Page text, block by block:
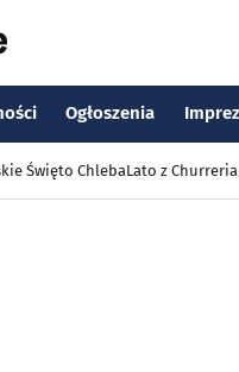
Ogłoszenia
Święto ChlebaLato z Churreria